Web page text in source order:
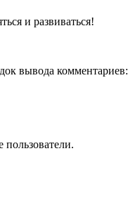
и развиваться!
вывода комментариев:
пользователи.